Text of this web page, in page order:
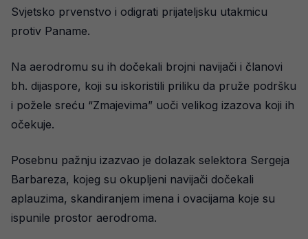
Svjetsko prvenstvo i odigrati prijateljsku utakmicu
protiv Paname.
Na aerodromu su ih dočekali brojni navijači i članovi
bh. dijaspore, koji su iskoristili priliku da pruže podršku
i požele sreću “Zmajevima” uoči velikog izazova koji ih
očekuje.
Posebnu pažnju izazvao je dolazak selektora Sergeja
Barbareza, kojeg su okupljeni navijači dočekali
aplauzima, skandiranjem imena i ovacijama koje su
ispunile prostor aerodroma.